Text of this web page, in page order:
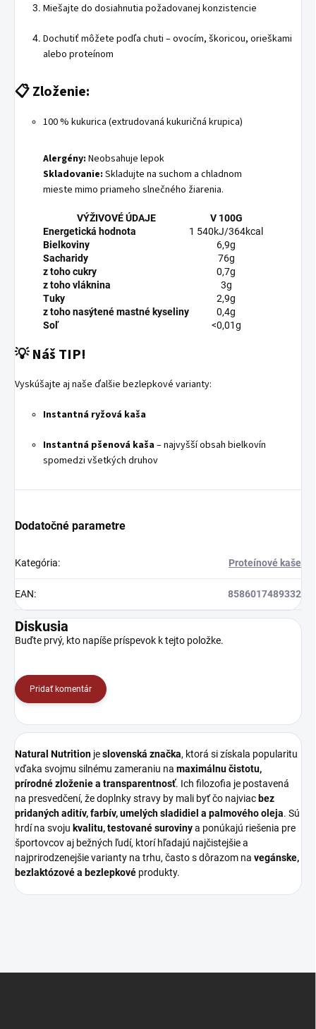
Miešajte do dosiahnutia požadovanej konzistencie
Dochutiť môžete podľa chuti – ovocím, škoricou, orieškami
alebo proteínom
📋Zloženie:
100 % kukurica (extrudovaná kukuričná krupica)
Alergény: Neobsahuje lepok
Skladovanie: Skladujte na suchom a chladnom
mieste mimo priameho slnečného žiarenia.
VÝŽIVOVÉ ÚDAJE
V 100G
Energetická hodnota
1 540kJ/364kcal
Bielkoviny
6,9g
Sacharidy
76g
z toho cukry
0,7g
z toho vláknina
3g
Tuky
2,9g
z toho nasýtené mastné kyseliny
0,4g
Soľ
<0,01g
💡Náš TIP!
Vyskúšajte aj naše ďalšie bezlepkové varianty:
Instantná ryžová kaša
Instantná pšenová kaša – najvyšší obsah bielkovín
spomedzi všetkých druhov
Dodatočné parametre
Kategória: Proteínové kaše
EAN: 8586017489332
Diskusia
Buďte prvý, kto napíše príspevok k tejto položke.
Pridať komentár
Natural Nutrition jeslovenská značka, ktorá si získala popularitu
vďaka svojmu silnému zameraniu na maximálnu čistotu,
prírodné zloženie a transparentnosť. Ich filozofia je postavená
na presvedčení, že doplnky stravy by mali byť čo najviac bez
pridaných aditív, farbív, umelých sladidiel a palmového oleja. Sú
hrdí na svoju kvalitu, testované surovinya ponúkajú riešenia pre
športovcov aj bežných ľudí, ktorí hľadajú najčistejšie a
najprirodzenejšie varianty na trhu, často s dôrazom na vegánske,
bezlaktózové a bezlepkové produkty.